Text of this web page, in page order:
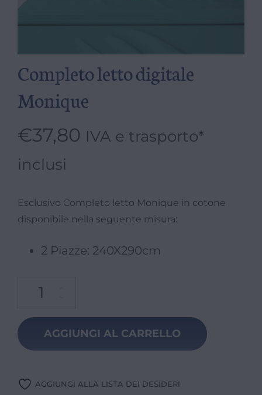
Completo letto digitale
Monique
€37,80 IVA e trasporto*
inclusi
Esclusivo Completo letto Monique in cotone
disponibile nella seguente misura:
2 Piazze: 240X290cm
AGGIUNGI AL CARRELLO
AGGIUNGI ALLA LISTA DEI DESIDERI